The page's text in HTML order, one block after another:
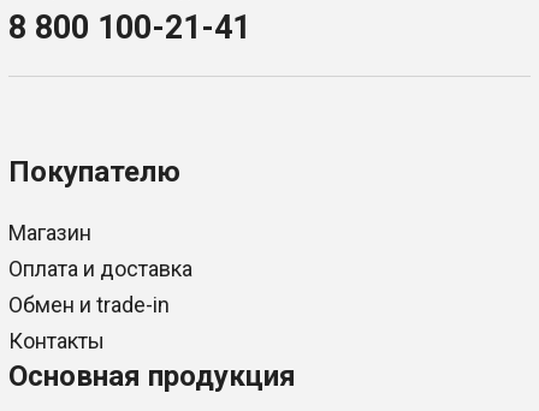
8 800 100-21-41
Покупателю
Магазин
Оплата и доставка
Обмен и trade-in
Контакты
Основная продукция